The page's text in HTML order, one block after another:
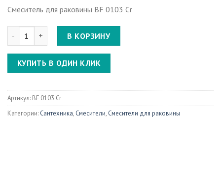
Смеситель для раковины BF 0103 Cr
В КОРЗИНУ
КУПИТЬ В ОДИН КЛИК
Артикул: BF 0103 Cr
Категории: Сантехника, Смесители, Смесители для раковины